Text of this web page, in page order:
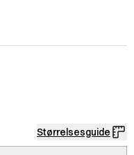
Størrelsesguide